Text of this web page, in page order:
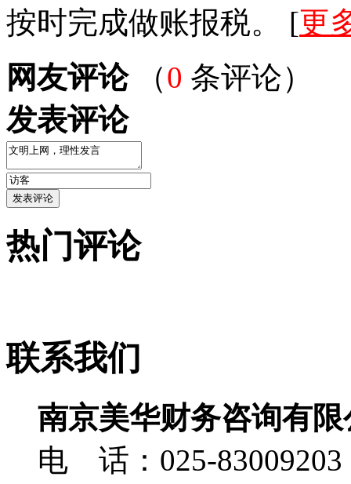
按时完成做账报税。 [更
网友评论（0 条评论）
发表评论
热门评论
联系我们
南京美华财务咨询有限
电 话：025-83009203